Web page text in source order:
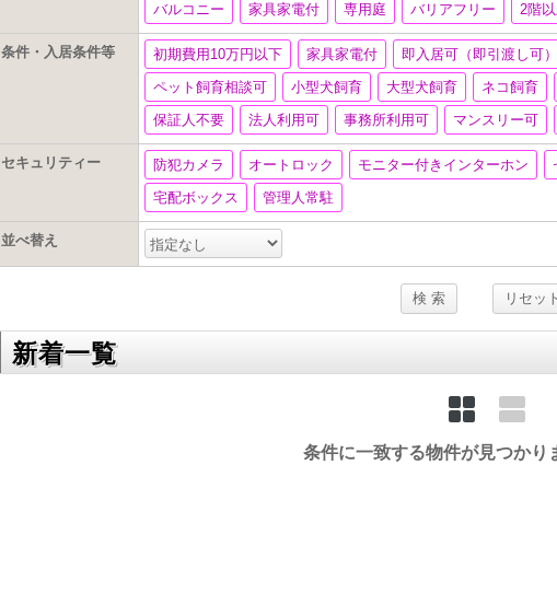
バルコニー
家具家電付 専用庭 バリアフリー 2階
条件・入居条件等 初期費用10万円以下 家具家電付
即入居可（即引渡し可
ペット飼育相談可
小型犬飼育 大型犬飼育
ネコ飼育
保証人不要
法人利用可 事務所利用可 マンスリー可
セキュリティー 防犯カメラ オートロック モニター付きインターホン
宅配ボックス
管理人常駐
並べ替え
新着一覧
条件に一致する物件が見つかり